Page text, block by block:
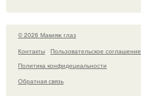
© 2026 Макияж глаз
Контакты
Пользовательское соглашение
Политика конфидециальности
Обратная связь